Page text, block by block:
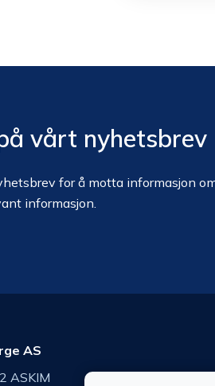
vårt nyhetsbrev
for å motta informasjon
informasjon.
AS
ASKIM